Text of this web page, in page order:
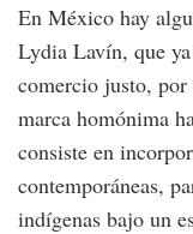
En México hay
Lydia Lavín, que
comercio justo, por
marca homónima
consiste en
contemporáneas,
indígenas bajo un